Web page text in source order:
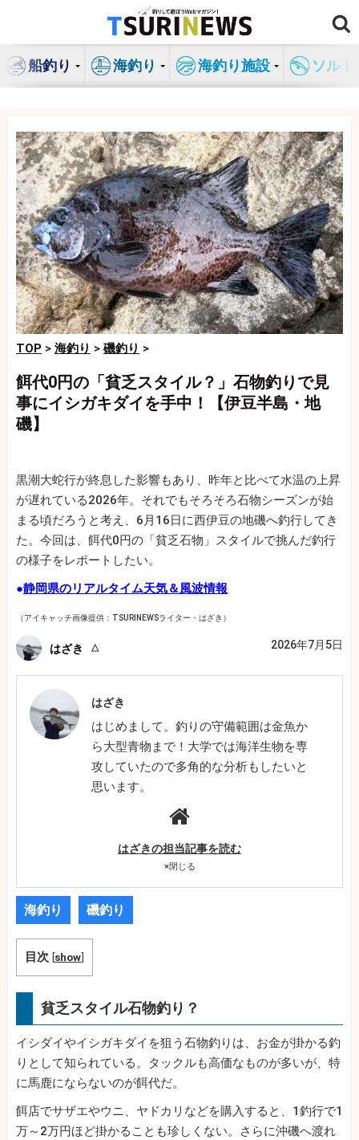
ン
船釣り 海釣り 海釣り施設 ソル
TOP > 海釣り > 磯釣り >
餌代0円の「貧乏スタイル？」石物釣りで見
事にイシガキダイを手中！【伊豆半島・地
磯】
黒潮大蛇行が終息した影響もあり、昨年と比べて水温の上昇
が遅れている2026年。それでもそろそろ石物シーズンが始
まる頃だろうと考え、6月16日に西伊豆の地磯へ釣行してき
た。今回は、餌代0円の「貧乏石物」スタイルで挑んだ釣行
の様子をレポートしたい。
●静岡県のリアルタイム天気＆風波情報
（アイキャッチ画像提供：TSURINEWSライター・はざき）
はざき 2026年7月5日
はざき
はじめまして。釣りの守備範囲は金魚か
ら大型青物まで！大学では海洋生物を専
攻していたので多角的な分析もしたいと
思います。
はざきの担当記事を読む
×閉じる
海釣り 磯釣り
目次 [show]
貧乏スタイル石物釣り？
イシダイやイシガキダイを狙う石物釣りは、お金が掛かる釣
りとして知られている。タックルも高価なものが多いが、特
に馬鹿にならないのが餌代だ。
餌店でサザエやウニ、ヤドカリなどを購入すると、1釣行で1
万～2万円ほど掛かることも珍しくない。さらに沖磯へ渡れ